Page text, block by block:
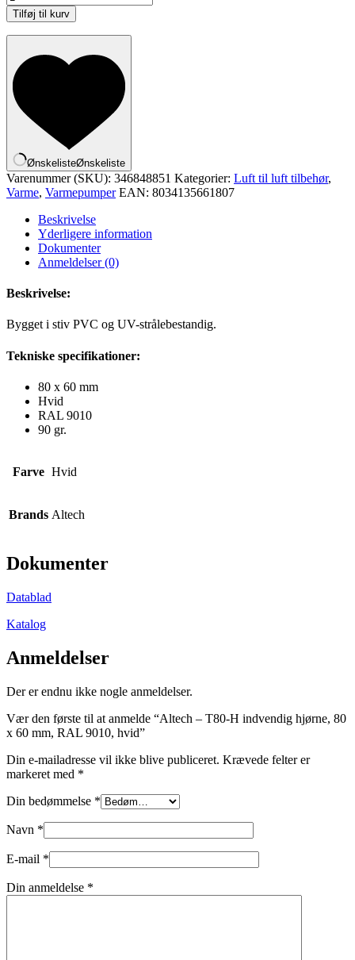
-
T80-
H
indvendig
hjørne,
80
60
9010,
hvid
antal
Tilføj til kurv
ØnskelisteØnskeliste
Varenummer (SKU): 346848851 Kategorier: Luft til luft tilbehør,
Varme, Varmepumper EAN: 8034135661807
Beskrivelse
Yderligere information
Dokumenter
Anmeldelser (0)
Beskrivelse:
Bygget i stiv PVC og UV-strålebestandig.
Tekniske specifikationer:
80 x 60 mm
Hvid
RAL 9010
90 gr.
Farve Hvid
Brands Altech
Dokumenter
Datablad
Katalog
Anmeldelser
Der er endnu ikke nogle anmeldelser.
Vær den første til at anmelde “Altech – T80-H indvendig hjørne, 80
x 60 mm, RAL 9010, hvid”
Din e-mailadresse vil ikke blive publiceret. Krævede felter er
markeret med *
Din bedømmelse *
Navn *
E-mail *
Din anmeldelse *